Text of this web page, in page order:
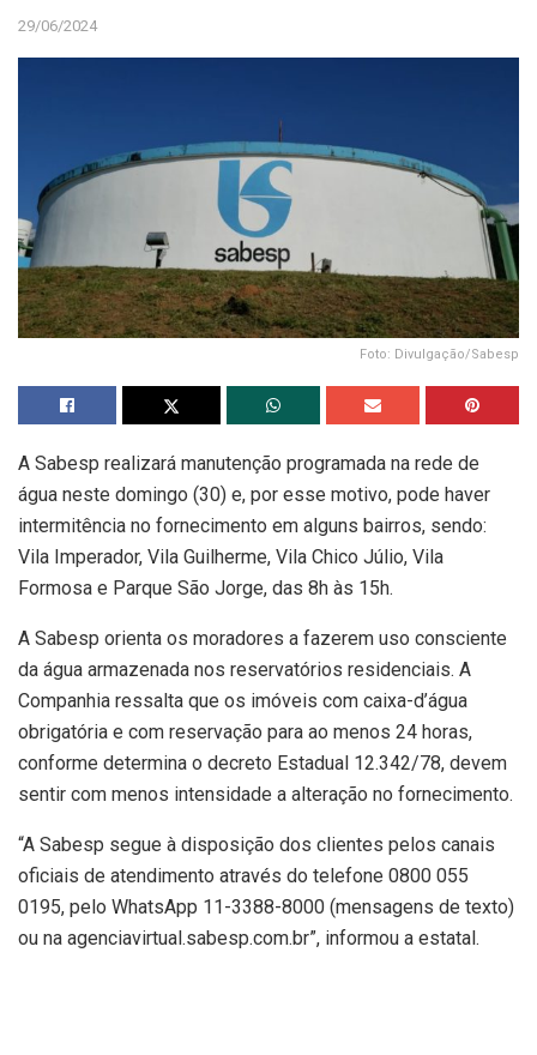
29/06/2024
Foto: Divulgação/Sabesp
A Sabesp realizará manutenção programada na rede de
água neste domingo (30) e, por esse motivo, pode haver
intermitência no fornecimento em alguns bairros, sendo:
Vila Imperador, Vila Guilherme, Vila Chico Júlio, Vila
Formosa e Parque São Jorge, das 8h às 15h.
A Sabesp orienta os moradores a fazerem uso consciente
da água armazenada nos reservatórios residenciais. A
Companhia ressalta que os imóveis com caixa-d’água
obrigatória e com reservação para ao menos 24 horas,
conforme determina o decreto Estadual 12.342/78, devem
sentir com menos intensidade a alteração no fornecimento.
“A Sabesp segue à disposição dos clientes pelos canais
oficiais de atendimento através do telefone 0800 055
0195, pelo WhatsApp 11-3388-8000 (mensagens de texto)
ou na agenciavirtual.sabesp.com.br”, informou a estatal.